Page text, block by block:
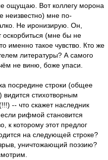
ощущаю. Вот коллегу морона
неизвестно) мне по-
Не иронизирую. Он,
оскорбиться (мне бы не
именно такое чувство. Кто же
литературы? А самого
не виню, боже упаси.
посредине строки (общее
видится стихотворным
-- что скажет наследник
рифмой становится
к которому этот предлог
на следующей строке?
уничтожающий поэзию?